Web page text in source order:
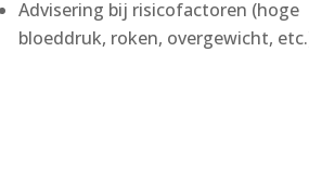
Advisering bij risicofactoren (hoge
bloeddruk, roken, overgewicht,